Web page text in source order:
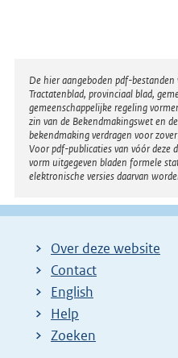
Disclaimer
De hier aangeboden pdf-
Tractatenblad, provinciaal blad,
gemeenschappelijke regeling
zin van de Bekendmakingswet en
bekendmaking verdragen voor
Voor pdf-publicaties van vóór deze
vorm uitgegeven bladen formele
elektronische versies daarvan
Over deze website
Contact
English
Help
Zoeken